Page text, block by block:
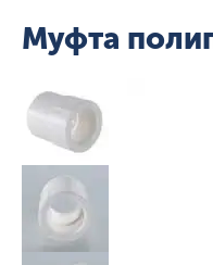
Муфта
Популярный